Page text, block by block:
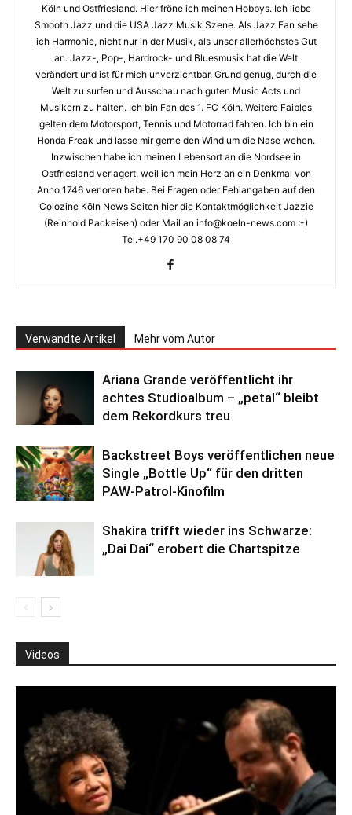
Köln und Ostfriesland. Hier fröne ich meinen Hobbys. Ich liebe
Smooth Jazz und die USA Jazz Musik Szene. Als Jazz Fan sehe
ich Harmonie, nicht nur in der Musik, als unser allerhöchstes Gut
an. Jazz-, Pop-, Hardrock- und Bluesmusik hat die Welt
verändert und ist für mich unverzichtbar. Grund genug, durch die
Welt zu surfen und Ausschau nach guten Music Acts und
Musikern zu halten. Ich bin Fan des 1. FC Köln. Weitere Faibles
gelten dem Motorsport, Tennis und Motorrad fahren. Ich bin ein
Honda Freak und lasse mir gerne den Wind um die Nase wehen.
Inzwischen habe ich meinen Lebensort an die Nordsee in
Ostfriesland verlagert, weil ich mein Herz an ein Denkmal von
Anno 1746 verloren habe. Bei Fragen oder Fehlangaben auf den
Colozine Köln News Seiten hier die Kontaktmöglichkeit Jazzie
(Reinhold Packeisen) oder Mail an info@koeln-news.com :-)
Tel.+49 170 90 08 08 74
Verwandte Artikel Mehr vom Autor
Ariana Grande veröffentlicht ihr
achtes Studioalbum – „petal“ bleibt
dem Rekordkurs treu
Backstreet Boys veröffentlichen neue
Single „Bottle Up“ für den dritten
PAW-Patrol-Kinofilm
Shakira trifft wieder ins Schwarze:
„Dai Dai“ erobert die Chartspitze
Videos